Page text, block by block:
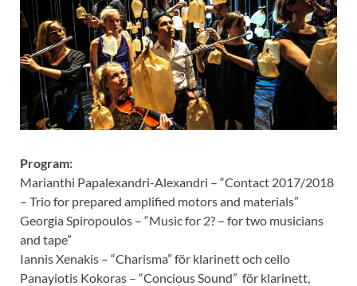
Program:
Marianthi Papalexandri-Alexandri – “Contact 2017/2018
– Trio for prepared amplified motors and materials”
Georgia Spiropoulos – “Music for 2? – for two musicians
and tape”
Iannis Xenakis – “Charisma” för klarinett och cello
Panayiotis Kokoras – “Concious Sound” för klarinett,